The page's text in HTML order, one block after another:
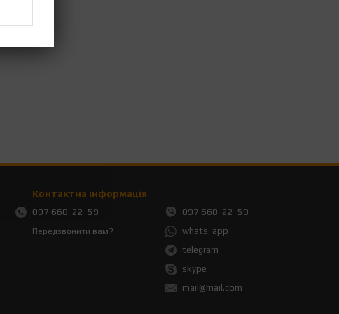
Контактна інформація
097 668-22-59
Передзвонити вам?
097 668-22-59
whats-app
telegram
skype
mail@mail.com